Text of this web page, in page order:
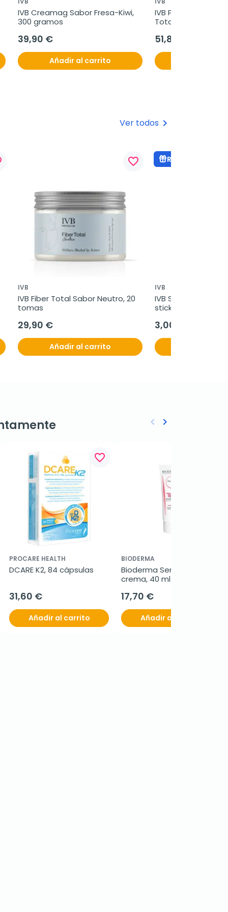
IVB Creamag Sabor Fresa-Kiwi,
300 gramos
39,90 €
Añadir al carrito
IVB Pack Energía:
Total, 60 capsulas
51,80 €
Ver todos keyboard_arrow_right
favorite_border
IVB
IVB Fiber Total Sabor Neutro, 20
tomas
29,90 €
Añadir al carrito
Regalo
IVB
IVB Stick de Sabor
sticks
3,00 €
favorite_border
PROCARE HEALTH
DCARE K2, 84 cápsulas
31,60 €
Añadir al carrito
BIODERMA
Bioderma Sensibio DS
crema, 40 ml
17,70 €
Añadir al carrito
Anterior
keyboard_arrow_left Siguiente
keyboard_arrow_right